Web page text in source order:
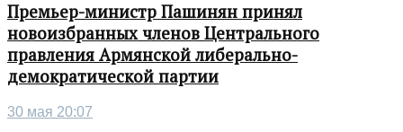
Премьер-министр Пашинян принял
новоизбранных членов Центрального
правления Армянской либерально-
демократической партии
30 мая 20:07